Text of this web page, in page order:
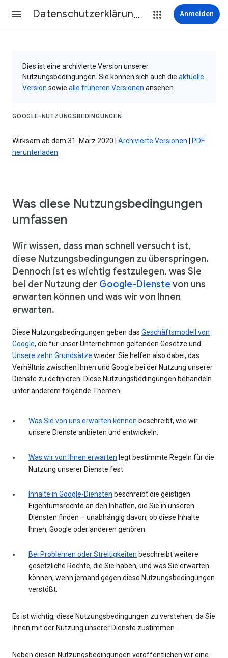
Datenschutzerklärung & Nutzungsbedingungen Anmelden
Dies ist eine archivierte Version unserer
Nutzungsbedingungen. Sie können sich auch die aktuelle
Version sowie alle früheren Versionen ansehen.
GOOGLE-NUTZUNGSBEDINGUNGEN
Wirksam ab dem 31. März 2020 | Archivierte Versionen
PDF
herunterladen
Was diese Nutzungsbedingungen
umfassen
Wir wissen, dass man schnell versucht ist,
diese Nutzungsbedingungen zu überspringen.
Dennoch ist es wichtig festzulegen, was Sie
bei der Nutzung der Google-Dienste von uns
erwarten können und was wir von Ihnen
erwarten.
Diese Nutzungsbedingungen geben das Geschäftsmodell von
Google, die für unser Unternehmen geltenden Gesetze und
Unsere zehn Grundsätze wieder. Sie helfen also dabei, das
Verhältnis zwischen Ihnen und Google bei der Nutzung unserer
Dienste zu definieren. Diese Nutzungsbedingungen behandeln
unter anderem folgende Themen:
Was Sie von uns erwarten können beschreibt, wie wir
unsere Dienste anbieten und entwickeln.
Was wir von Ihnen erwarten legt bestimmte Regeln für die
Nutzung unserer Dienste fest.
Inhalte in Google-Diensten beschreibt die geistigen
Eigentumsrechte an den Inhalten, die Sie in unseren
Diensten finden – unabhängig davon, ob diese Inhalte
Ihnen, Google oder anderen gehören.
Bei Problemen oder Streitigkeiten beschreibt weitere
gesetzliche Rechte, die Sie haben, und was Sie erwarten
können, wenn jemand gegen diese Nutzungsbedingungen
verstößt.
Es ist wichtig, diese Nutzungsbedingungen zu verstehen, da Sie
ihnen mit der Nutzung unserer Dienste zustimmen.
Neben diesen Nutzungsbedingungen veröffentlichen wir eine